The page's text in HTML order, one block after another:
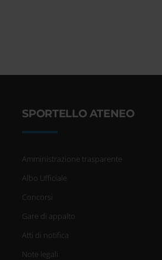
SPORTELLO ATENEO
Amministrazione trasparente
Albo Ufficiale
Concorsi
Gare di appalto
Atti di notifica
Note legali